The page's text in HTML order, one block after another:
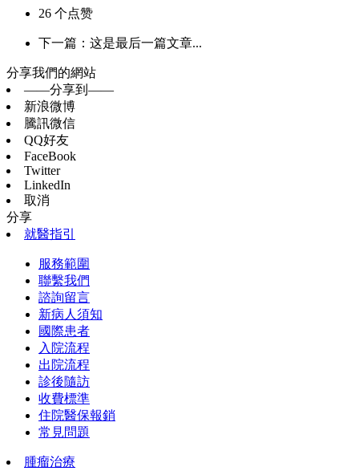
26 个点赞
下一篇：这是最后一篇文章...
分享我們的網站
——分享到——
新浪微博
騰訊微信
QQ好友
FaceBook
Twitter
LinkedIn
取消
分享
就醫指引
服務範圍
聯繫我們
諮詢留言
新病人須知
國際患者
入院流程
出院流程
診後隨訪
收費標準
住院醫保報銷
常見問題
腫瘤治療